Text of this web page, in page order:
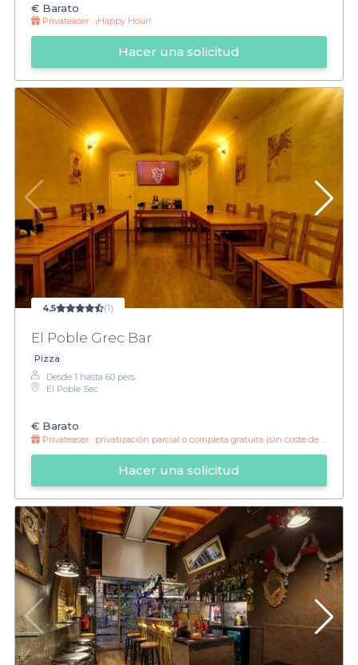
€ Barato
Privateaser : ¡Happy Hour!
Hacer una solicitud
4,5 (1)
El Poble Grec Bar
Pizza
Desde 1 hasta 60 pers.
El Poble Sec
€ Barato
Privateaser : privatización parcial o completa gratuita (sin coste de privatización) hasta el mes de marzo!
Hacer una solicitud